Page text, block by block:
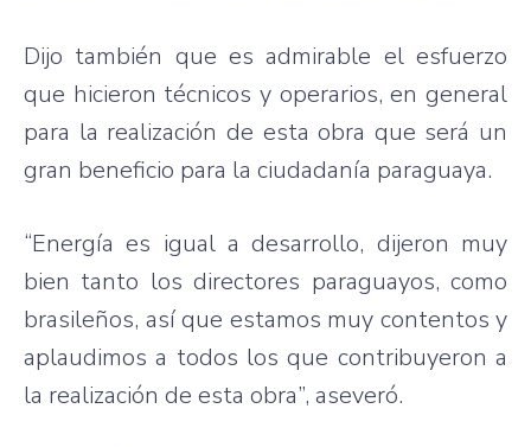
Dijo también que es admirable el esfuerzo
que hicieron técnicos y operarios, en general
para la realización de esta obra que será un
gran beneficio para la ciudadanía paraguaya.
“Energía es igual a desarrollo, dijeron muy
bien tanto los directores paraguayos, como
brasileños, así que estamos muy contentos y
aplaudimos a todos los que contribuyeron a
la realización de esta obra”, aseveró.